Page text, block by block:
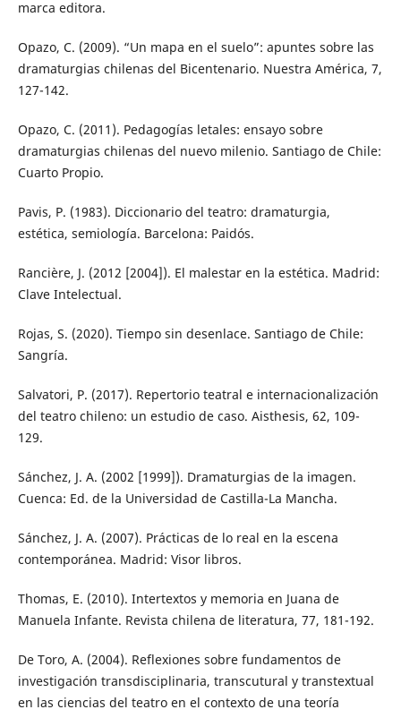
marca editora.
Opazo, C. (2009). “Un mapa en el suelo”: apuntes sobre las
dramaturgias chilenas del Bicentenario. Nuestra América, 7,
127-142.
Opazo, C. (2011). Pedagogías letales: ensayo sobre
dramaturgias chilenas del nuevo milenio. Santiago de Chile:
Cuarto Propio.
Pavis, P. (1983). Diccionario del teatro: dramaturgia,
estética, semiología. Barcelona: Paidós.
Rancière, J. (2012 [2004]). El malestar en la estética. Madrid:
Clave Intelectual.
Rojas, S. (2020). Tiempo sin desenlace. Santiago de Chile:
Sangría.
Salvatori, P. (2017). Repertorio teatral e internacionalización
del teatro chileno: un estudio de caso. Aisthesis, 62, 109-
129.
Sánchez, J. A. (2002 [1999]). Dramaturgias de la imagen.
Cuenca: Ed. de la Universidad de Castilla-La Mancha.
Sánchez, J. A. (2007). Prácticas de lo real en la escena
contemporánea. Madrid: Visor libros.
Thomas, E. (2010). Intertextos y memoria en Juana de
Manuela Infante. Revista chilena de literatura, 77, 181-192.
De Toro, A. (2004). Reflexiones sobre fundamentos de
investigación transdisciplinaria, transcutural y transtextual
en las ciencias del teatro en el contexto de una teoría